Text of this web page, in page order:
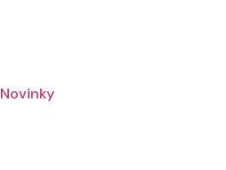
Novinky